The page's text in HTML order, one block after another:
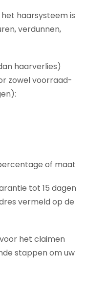
haarsysteem is
verdunnen,
haarverlies)
zowel voorraad-
of maat
tot 15 dagen
vermeld op de
het claimen
stappen om uw